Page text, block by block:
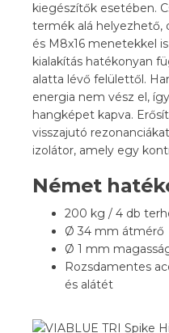
kiegészítők esetében.
termék alá helyezhető,
és M8x16 menetekkel
kialakítás hatékonyan
alatta lévő felülettől.
energia nem vész el,
hangképet kapva.
visszajutó
izolátor, amely egy
Német
200 kg / 4 db
Ø 34 mm átmérő
Ø 1 mm
Rozsdamentes
és alátét